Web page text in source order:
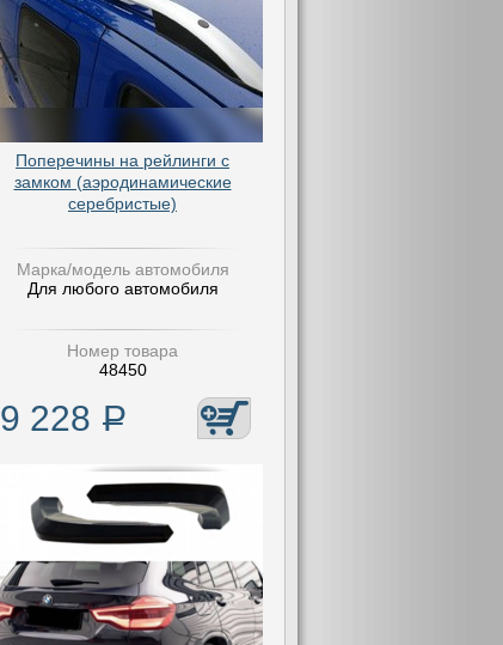
Поперечины на рейлинги с
замком (аэродинамические
серебристые)
Марка/модель автомобиля
Для любого автомобиля
Номер товара
48450
9 228 Р